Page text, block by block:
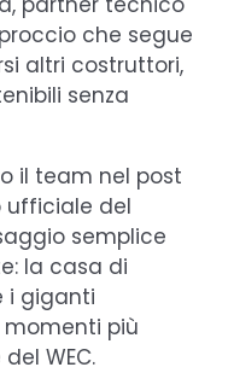
che segue
altri costruttori,
senza
il team nel post
ufficiale del
semplice
la casa di
i giganti
momenti più
WEC.